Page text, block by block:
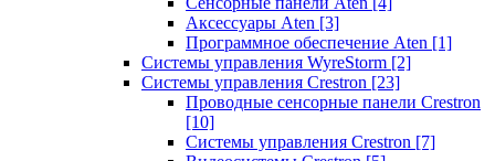
Аксессуары Aten [3]
Программное обеспечение Aten [1]
Системы управления WyreStorm [2]
Системы управления Crestron [23]
Проводные сенсорные панели Crestron
[10]
Системы управления Crestron [7]